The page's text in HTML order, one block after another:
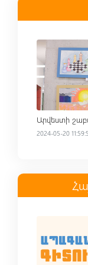
Read more
Արվեստի
2024-05-20